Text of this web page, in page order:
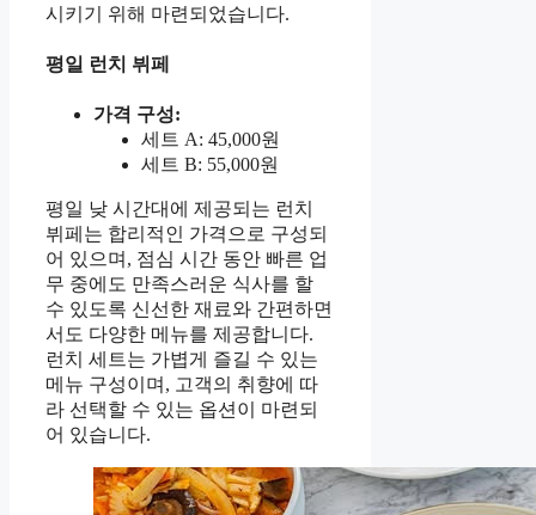
시키기 위해 마련되었습니다.
평일 런치 뷔페
가격 구성:
세트 A: 45,000원
세트 B: 55,000원
평일 낮 시간대에 제공되는 런치
뷔페는 합리적인 가격으로 구성되
어 있으며, 점심 시간 동안 빠른 업
무 중에도 만족스러운 식사를 할
수 있도록 신선한 재료와 간편하면
서도 다양한 메뉴를 제공합니다.
런치 세트는 가볍게 즐길 수 있는
메뉴 구성이며, 고객의 취향에 따
라 선택할 수 있는 옵션이 마련되
어 있습니다.